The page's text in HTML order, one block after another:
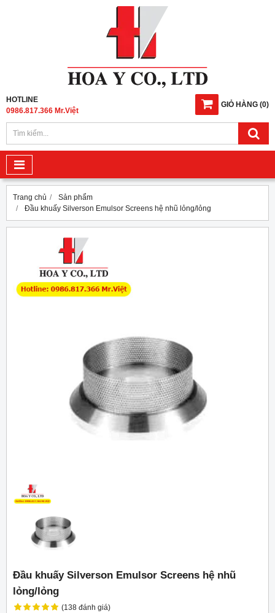
GIỎ HÀNG (0)
HOTLINE
0986.817.366 Mr.Việt
Trang chủ
Sản phẩm
Đầu khuấy Silverson Emulsor Screens hệ nhũ lỏng/lỏng
Đầu khuấy Silverson Emulsor Screens hệ nhũ
lỏng/lỏng
(138 đánh giá)